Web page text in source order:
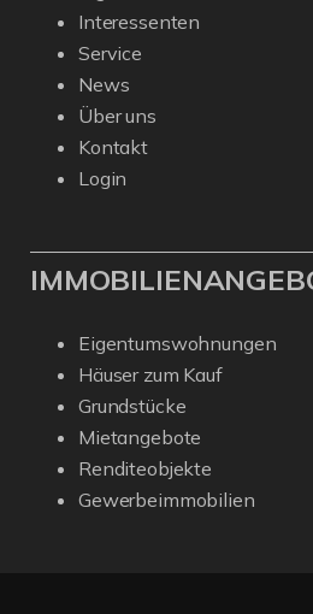
Interessenten
Service
News
Über uns
Kontakt
Login
Eigentumswohnungen
Häuser zum Kauf
Grundstücke
Mietangebote
Renditeobjekte
Gewerbeimmobilien